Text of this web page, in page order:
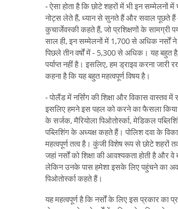
- ऐसा होता है कि छोटे शहरों में भी इन सम्मेलनों
नोट्स लेते हैं, ध्यान से सुनते हैं और सवाल पूछते हैं
कुचार्जेवस्की कहते हैं, जो प्रशिक्षणों के सामग्री
साल ही, इन सम्मेलनों में 1,700 से अधिक नर्सों ने
पिछले तीन वर्षों में - 5,300 से अधिक। यह बहुत
पर्याप्त नहीं है। इसलिए, हम ड्राइव करना जारी
कहना है कि यह बहुत महत्वपूर्ण विषय है।
- पोलैंड में नर्सिंग की शिक्षा और विकास वास्तव में
इसलिए हमने इस पहल को करने का फैसला किया
के सर्जक, मैरियोला पिओतोर्स्का, मेडिकल
पब्लिशिंग के अध्यक्ष कहते हैं। पोलिश दवा के
महत्वपूर्ण तत्व है। कुंजी विशेष रूप से छोटे शहरों
जहां नर्सों को शिक्षा की आवश्यकता होती है और वे
लेकिन उनके पास हमेशा इसके लिए पहुंचने का
पिओतोर्स्का कहते हैं।
यह महत्वपूर्ण है कि नर्सों के लिए इस प्रकार का